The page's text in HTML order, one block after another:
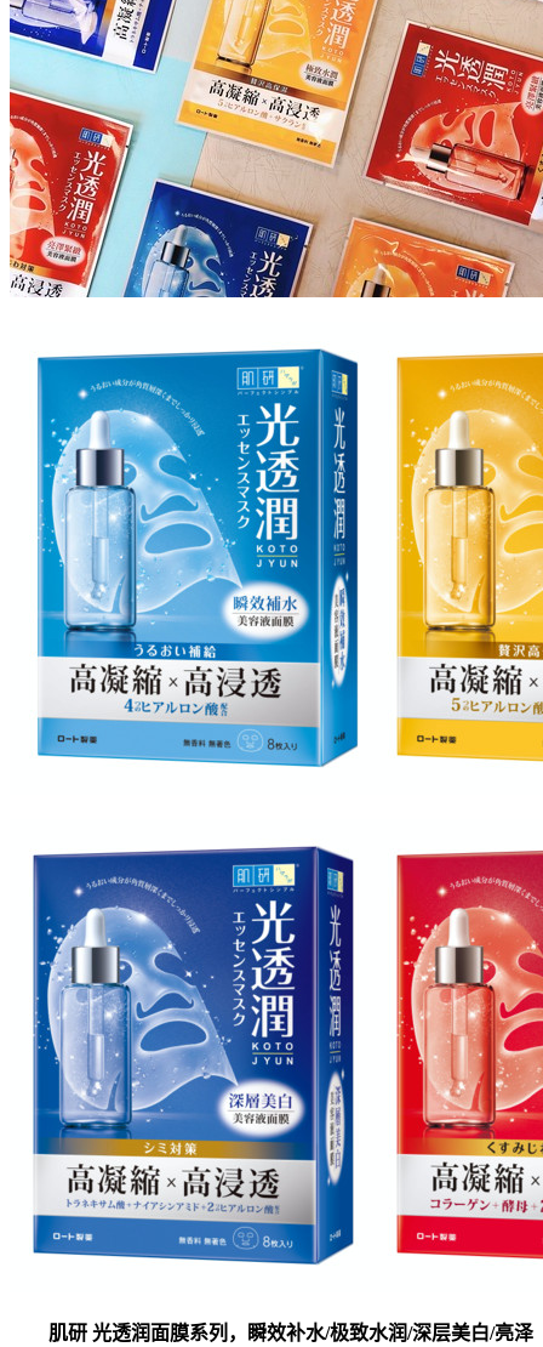
肌研 光透润面膜系列，瞬效补水/极致水润/深层美白/亮泽